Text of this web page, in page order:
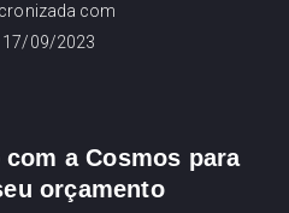
com
17/09/2023
a Cosmos para
orçamento